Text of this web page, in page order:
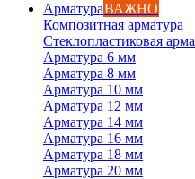
АрматураВАЖНО
Композитная арматура
Стеклопластиковая
Арматура 6 мм
Арматура 8 мм
Арматура 10 мм
Арматура 12 мм
Арматура 14 мм
Арматура 16 мм
Арматура 18 мм
Арматура 20 мм